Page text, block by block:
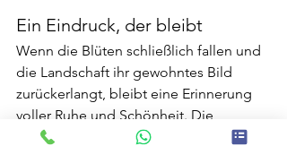
Ein Eindruck, der bleibt
Wenn die Blüten schließlich fallen und
die Landschaft ihr gewohntes Bild
zurückerlangt, bleibt eine Erinnerung
voller Ruhe und Schönheit. Die
Mandelblüte dauert nur kurz,